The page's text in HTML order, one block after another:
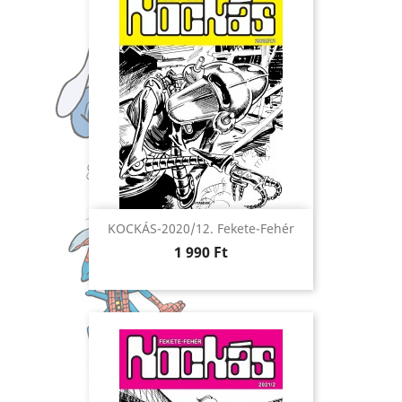
KOCKÁS-2020/12. Fekete-Fehér
Ár
1 990 Ft